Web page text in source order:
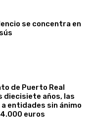
se concentra en
de Puerto Real
diecisiete años, las
entidades sin ánimo
euros